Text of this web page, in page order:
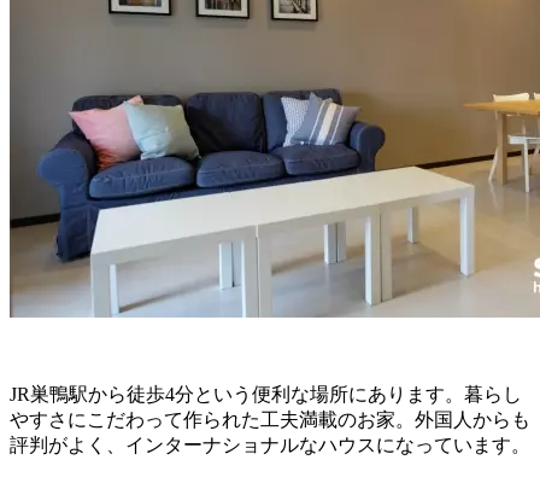
JR巣鴨駅から徒歩4分という便利な場所にあります。暮らし
やすさにこだわって作られた工夫満載のお家。外国人からも
評判がよく、インターナショナルなハウスになっています。